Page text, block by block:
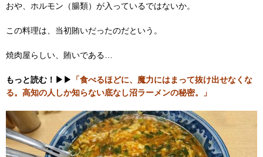
おや、ホルモン（腸類）が入っているではないか。
この料理は、当初賄いだったのだという。
焼肉屋らしい、賄いである…
もっと読む！▶▶
「食べるほどに、魔力にはまって抜け出せなくな
る。高知の人しか知らない底なし沼ラーメンの秘密。」